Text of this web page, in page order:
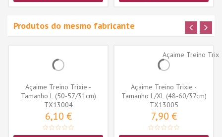
Produtos do mesmo fabricante
Açaime Treino Trixie -
Tamanho L (50-57/31cm)
(TX13004)
TX13004
6,10 €
Açaime Treino Trixie -
Tamanho L/XL (48-60/37cm)
(TX13005)
TX13005
7,90 €